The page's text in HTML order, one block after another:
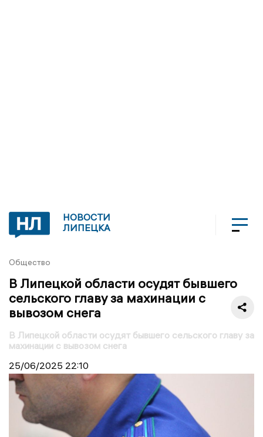
НОВОСТИ
ЛИПЕЦКА
Общество
В Липецкой области осудят бывшего
сельского главу за махинации с
вывозом снега
В Липецкой области осудят бывшего сельского главу за
махинации с вывозом снега
25/06/2025 22:10